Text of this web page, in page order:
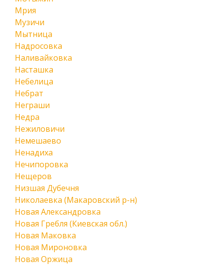
Мрия
Музичи
Мытница
Надросовка
Наливайковка
Насташка
Небелица
Небрат
Неграши
Недра
Нежиловичи
Немешаево
Ненадиха
Нечипоровка
Нещеров
Низшая Дубечня
Николаевка (Макаровский р-н)
Новая Александровка
Новая Гребля (Киевская обл.)
Новая Маковка
Новая Мироновка
Новая Оржица